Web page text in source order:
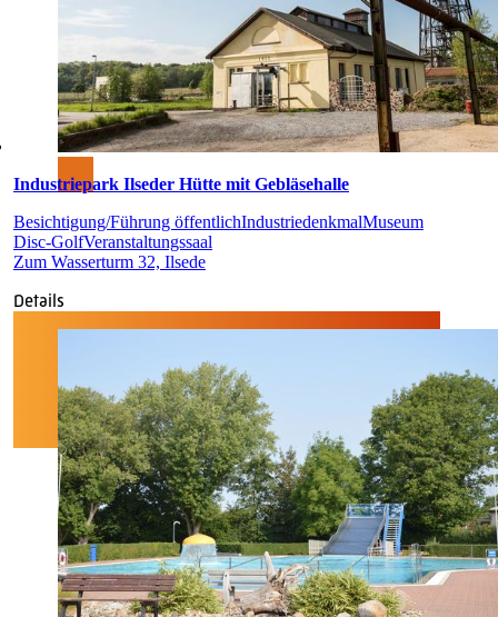
Industriepark Ilseder Hütte mit Gebläsehalle
Besichtigung/Führung öffentlichIndustriedenkmalMuseum
Disc-GolfVeranstaltungssaal
Zum Wasserturm 32, Ilsede
Details